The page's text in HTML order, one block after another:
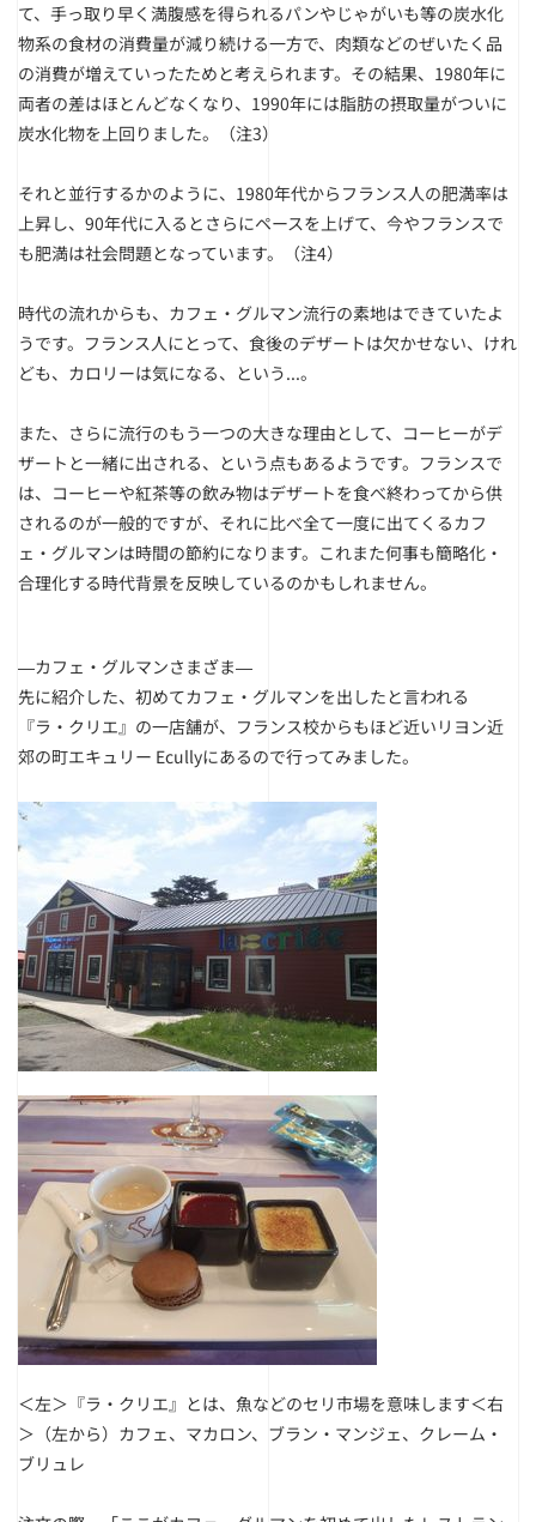
て、手っ取り早く満腹感を得られるパンやじゃがいも等の炭水化
物系の食材の消費量が減り続ける一方で、肉類などのぜいたく品
の消費が増えていったためと考えられます。その結果、1980年に
両者の差はほとんどなくなり、1990年には脂肪の摂取量がついに
炭水化物を上回りました。
（注3）
それと並行するかのように、1980年代からフランス人の肥満率は
上昇し、90年代に入るとさらにペースを上げて、今やフランスで
も肥満は社会問題となっています。
（注4）
時代の流れからも、カフェ・グルマン流行の素地はできていたよ
うです。フランス人にとって、食後のデザートは欠かせない、けれ
ども、カロリーは気になる、という...。
また、さらに流行のもう一つの大きな理由として、コーヒーがデ
ザートと一緒に出される、という点もあるようです。フランスで
は、コーヒーや紅茶等の飲み物はデザートを食べ終わってから供
されるのが一般的ですが、それに比べ全て一度に出てくるカフ
ェ・グルマンは時間の節約になります。これまた何事も簡略化・
合理化する時代背景を反映しているのかもしれません。
―カフェ・グルマンさまざま―
先に紹介した、初めてカフェ・グルマンを出したと言われる
『ラ・クリエ』の一店舗が、フランス校からもほど近いリヨン近
郊の町エキュリー Ecullyにあるので行ってみました。
＜左＞『ラ・クリエ』とは、魚などのセリ市場を意味します＜右
＞（左から）カフェ、マカロン、ブラン・マンジェ、クレーム・
ブリュレ